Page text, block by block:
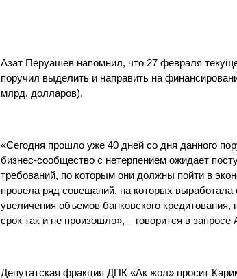
Азат Перуашев напомнил, что 27 февраля
поручил выделить и направить на
млрд. долларов).
«Сегодня прошло уже 40 дней со дня данного
бизнес-сообщество с нетерпением ожидает
требований, по которым они должны пойти в
провела ряд совещаний, на которых
увеличения объемов банковского кредитования,
срок так и не произошло», – говорится в
Депутатская фракция ДПК «Ак жол» просит